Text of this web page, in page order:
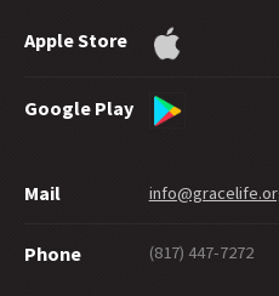
26 -Le suicide et le salut
24 -La sécurité éternelle
Les disciples sont-ils nés
20 -
La générosité selon la
18 - Faut-il se couper la main ?
Apple Store
Google Play
Mail
Phone (817) 447-7272